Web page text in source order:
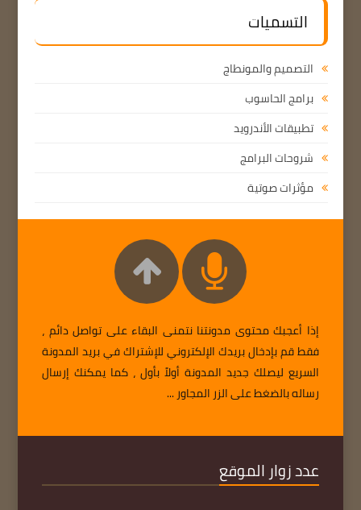
التسميات
التصميم والمونطاج
برامج الحاسوب
تطبيقات الأندرويد
شروحات البرامج
مؤثرات صوتية
إذا أعجبك محتوى مدونتنا نتمنى البقاء على تواصل دائم ،
فقط قم بإدخال بريدك الإلكتروني للإشتراك في بريد المدونة
السريع ليصلك جديد المدونة أولاً بأول ، كما يمكنك إرسال
رساله بالضغط على الزر المجاور ...
عدد زوار الموقع